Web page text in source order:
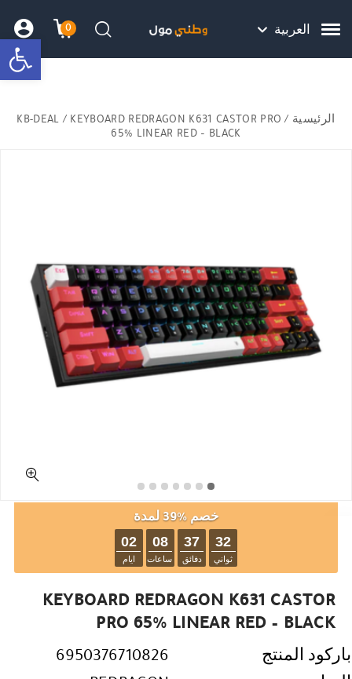
هل نزلت التطبيق ليصلك كل جديد ؟
العربية 0
עגלתחיפוש
الرئيسية /
KB-DEAL/ KEYBOARD REDRAGON K631 CASTOR PRO
65% LINEAR RED – BLACK
خصم %39 لمدة
02
ايام
08
ساعات
37
دفائق
32
ثواني
KEYBOARD REDRAGON K631 CASTOR
PRO 65% LINEAR RED – BLACK
باركود المنتج
6950376710826